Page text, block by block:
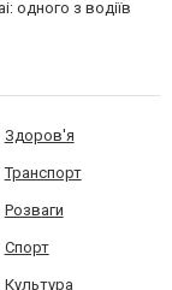
одного з водіїв
Здоров'я
Транспорт
Розваги
Спорт
Культура